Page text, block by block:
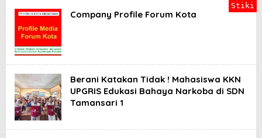
Company Profile Forum Kota
Stiki
Berani Katakan Tidak ! Mahasiswa KKN
UPGRIS Edukasi Bahaya Narkoba di SDN
Tamansari 1